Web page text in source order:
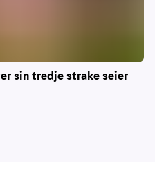
sin tredje strake seier